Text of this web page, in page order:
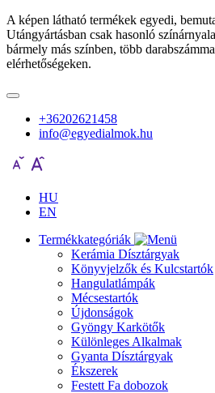
A képen látható termékek egyedi,
Utángyártásban csak hasonló
bármely más színben, több
elérhetőségeken.
+36202621458
info@egyedialmok.hu
HU
EN
Termékkategóriák
Kerámia Dísztárgyak
Könyvjelzők és Kulcstartók
Hangulatlámpák
Mécsestartók
Újdonságok
Gyöngy Karkötők
Különleges Alkalmak
Gyanta Dísztárgyak
Ékszerek
Festett Fa dobozok